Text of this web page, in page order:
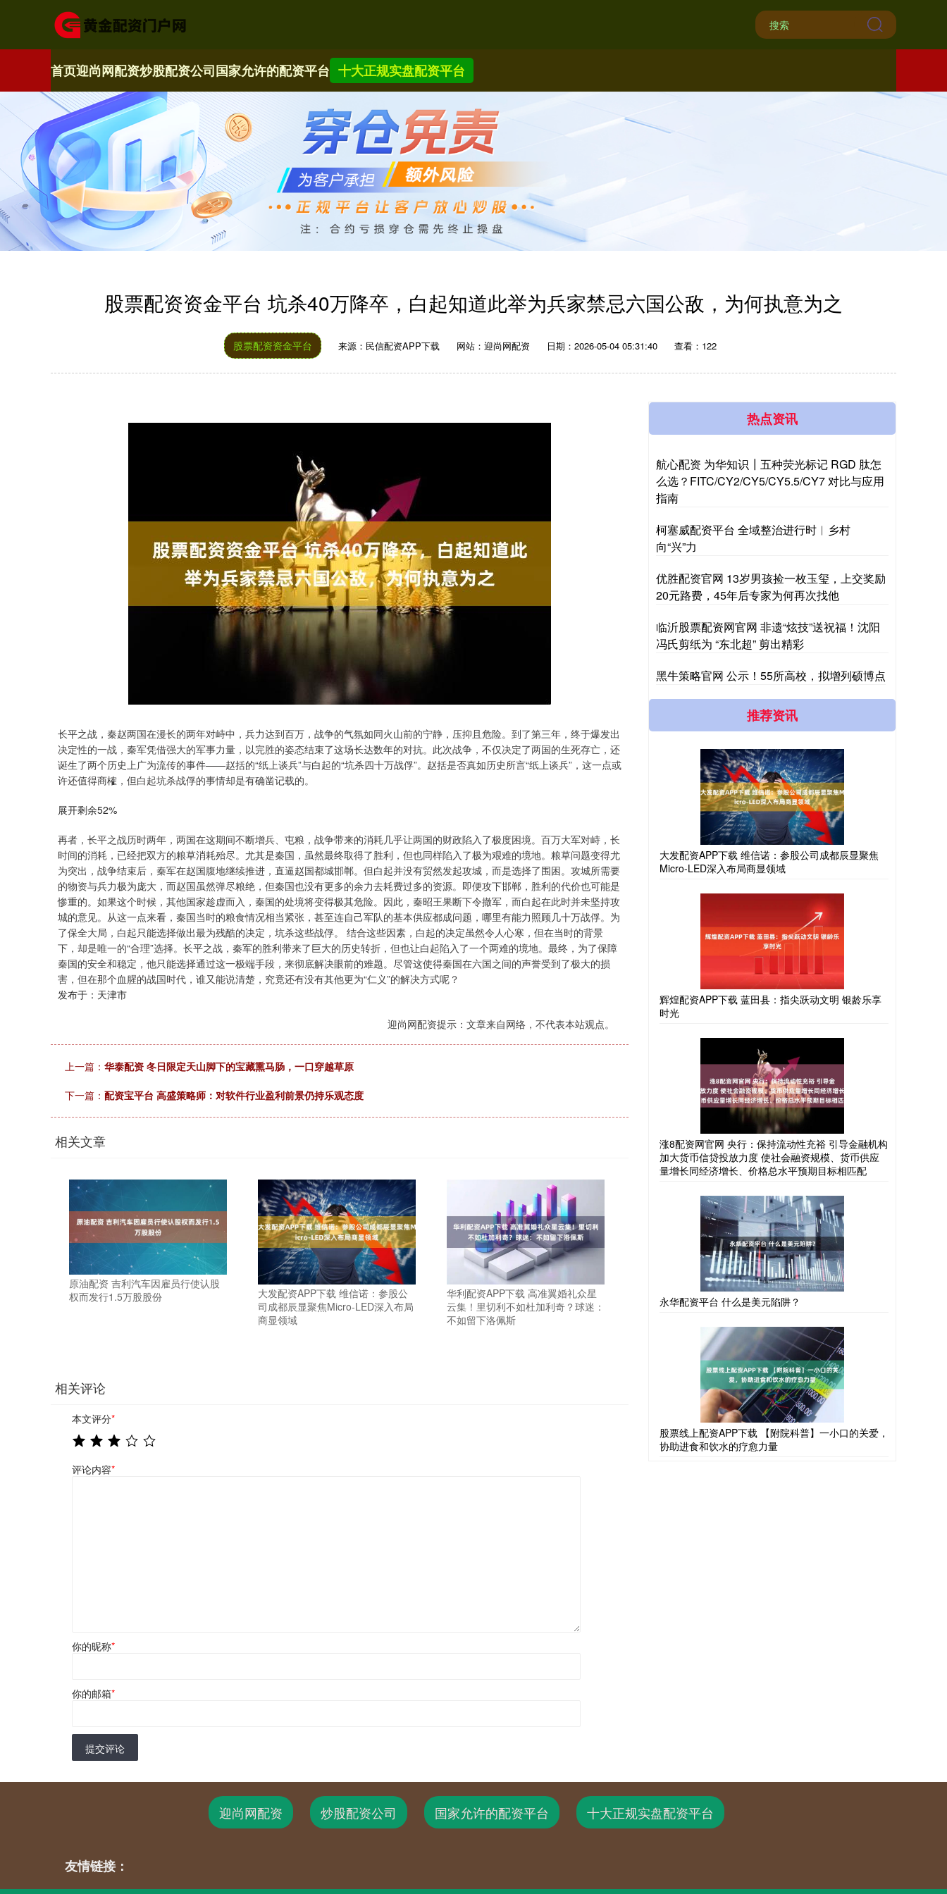
首页迎尚网配资炒股配资公司国家允许的配资平台 十大正规实盘配资平台
股票配资资金平台 坑杀40万降卒，白起知道此举为兵家禁忌六国公敌，为何执意为之
股票配资资金平台 来源：民信配资APP下载 网站：迎尚网配资 日期：2026-05-04 05:31:40 查看：122
长平之战，秦赵两国在漫长的两年对峙中，兵力达到百万，战争的气氛如同火山前的宁静，压抑且危险。到了第三年，终于爆发出
决定性的一战，秦军凭借强大的军事力量，以完胜的姿态结束了这场长达数年的对抗。此次战争，不仅决定了两国的生死存亡，还
诞生了两个历史上广为流传的事件——赵括的“纸上谈兵”与白起的“坑杀四十万战俘”。赵括是否真如历史所言“纸上谈兵”，这一点或
许还值得商榷，但白起坑杀战俘的事情却是有确凿记载的。
展开剩余52%
再者，长平之战历时两年，两国在这期间不断增兵、屯粮，战争带来的消耗几乎让两国的财政陷入了极度困境。百万大军对峙，长
时间的消耗，已经把双方的粮草消耗殆尽。尤其是秦国，虽然最终取得了胜利，但也同样陷入了极为艰难的境地。粮草问题变得尤
为突出，战争结束后，秦军在赵国腹地继续推进，直逼赵国都城邯郸。但白起并没有贸然发起攻城，而是选择了围困。攻城所需要
的物资与兵力极为庞大，而赵国虽然弹尽粮绝，但秦国也没有更多的余力去耗费过多的资源。即便攻下邯郸，胜利的代价也可能是
惨重的。如果这个时候，其他国家趁虚而入，秦国的处境将变得极其危险。因此，秦昭王果断下令撤军，而白起在此时并未坚持攻
城的意见。从这一点来看，秦国当时的粮食情况相当紧张，甚至连自己军队的基本供应都成问题，哪里有能力照顾几十万战俘。为
了保全大局，白起只能选择做出最为残酷的决定，坑杀这些战俘。 结合这些因素，白起的决定虽然令人心寒，但在当时的背景
下，却是唯一的“合理”选择。长平之战，秦军的胜利带来了巨大的历史转折，但也让白起陷入了一个两难的境地。最终，为了保障
秦国的安全和稳定，他只能选择通过这一极端手段，来彻底解决眼前的难题。尽管这使得秦国在六国之间的声誉受到了极大的损
害，但在那个血腥的战国时代，谁又能说清楚，究竟还有没有其他更为“仁义”的解决方式呢？
发布于：天津市
迎尚网配资提示：文章来自网络，不代表本站观点。
上一篇： 华泰配资 冬日限定天山脚下的宝藏熏马肠，一口穿越草原
下一篇： 配资宝平台 高盛策略师：对软件行业盈利前景仍持乐观态度
相关文章
原油配资 吉利汽车因雇员行使认股
权而发行1.5万股股份
大发配资APP下载 维信诺：参股公
司成都辰显聚焦Micro-LED深入布局
商显领域
华利配资APP下载 高准翼婚礼众星
云集！里切利不如杜加利奇？球迷：
不如留下洛佩斯
相关评论
本文评分*
评论内容*
你的昵称*
你的邮箱*
提交评论
热点资讯
航心配资 为华知识┃五种荧光标记 RGD 肽怎
么选？FITC/CY2/CY5/CY5.5/CY7 对比与应用
指南
柯塞威配资平台 全域整治进行时︱乡村
向“兴”力
优胜配资官网 13岁男孩捡一枚玉玺，上交奖励
20元路费，45年后专家为何再次找他
临沂股票配资网官网 非遗“炫技”送祝福！沈阳
冯氏剪纸为 “东北超” 剪出精彩
黑牛策略官网 公示！55所高校，拟增列硕博点
推荐资讯
大发配资APP下载 维信诺：参股公司成都辰显聚焦
Micro-LED深入布局商显领域
辉煌配资APP下载 蓝田县：指尖跃动文明 银龄乐享
时光
涨8配资网官网 央行：保持流动性充裕 引导金融机构
加大货币信贷投放力度 使社会融资规模、货币供应
量增长同经济增长、价格总水平预期目标相匹配
永华配资平台 什么是美元陷阱？
股票线上配资APP下载 【附院科普】一小口的关爱，
协助进食和饮水的疗愈力量
迎尚网配资 炒股配资公司 国家允许的配资平台 十大正规实盘配资平台
友情链接：